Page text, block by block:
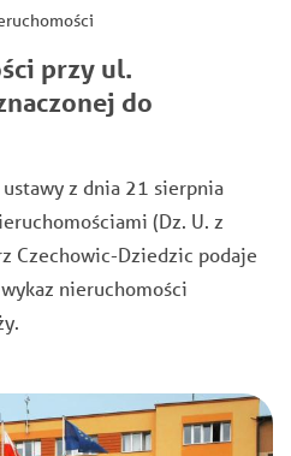
przy ul.
do
z dnia 21 sierpnia
(Dz. U. z
Czechowic-Dziedzic podaje
nieruchomości